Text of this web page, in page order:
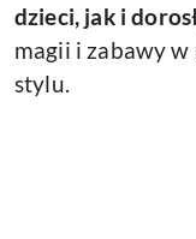
dzieci, jak i
magii i zabawy
stylu.